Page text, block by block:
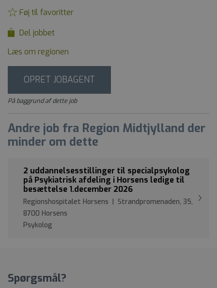
Føj til favoritter
Del jobbet
Læs om regionen
OPRET JOBAGENT
På baggrund af dette job
Andre job fra Region Midtjylland der
minder om dette
2 uddannelsesstillinger til specialpsykolog
på Psykiatrisk afdeling i Horsens ledige til
besættelse 1.december 2026
Regionshospitalet Horsens | Strandpromenaden, 35,
8700 Horsens
Psykolog
Spørgsmål?